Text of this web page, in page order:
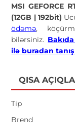
MSI GEFORCE
(12GB | 192bit)
ödəmə,
bilərsiniz.
ilə buradan
QISA
Tip
Brend